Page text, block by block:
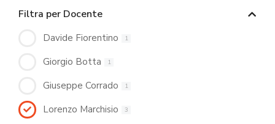
Filtra per Docente
Davide Fiorentino 1
Giorgio Botta 1
Giuseppe Corrado 1
Lorenzo Marchisio 3